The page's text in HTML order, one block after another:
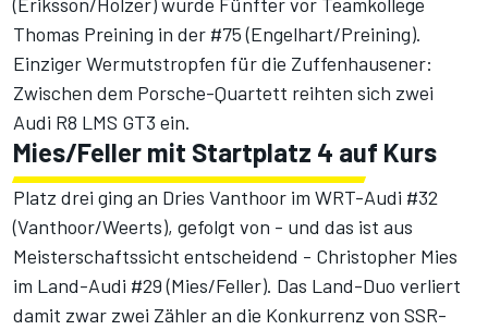
Thomas Preining in der #75 (Engelhart/Preining).
Einziger Wermutstropfen für die Zuffenhausener:
Zwischen dem Porsche-Quartett reihten sich zwei
Audi R8 LMS GT3 ein.
Mies/Feller mit Startplatz 4 auf Kurs
Platz drei ging an Dries Vanthoor im WRT-Audi #32
(Vanthoor/Weerts), gefolgt von - und das ist aus
Meisterschaftssicht entscheidend - Christopher Mies
im Land-Audi #29 (Mies/Feller). Das Land-Duo verliert
damit zwar zwei Zähler an die Konkurrenz von SSR-